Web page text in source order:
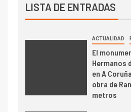
LISTA DE ENTRADAS
ACTUALIDAD
El
Hermanos
en A
obra de
metros